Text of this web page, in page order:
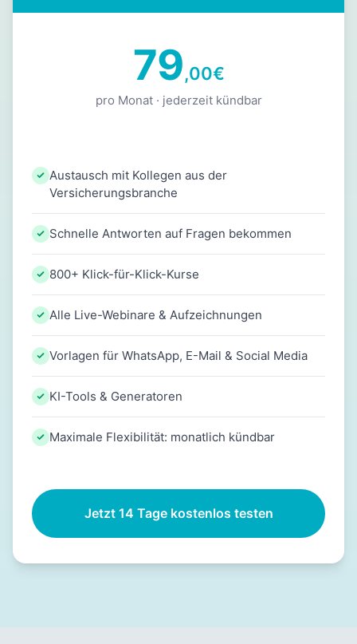
79,00€
pro Monat · jederzeit kündbar
Austausch mit Kollegen aus der
Versicherungsbranche
Schnelle Antworten auf Fragen bekommen
800+ Klick-für-Klick-Kurse
Alle Live-Webinare & Aufzeichnungen
Vorlagen für WhatsApp, E-Mail & Social Media
KI-Tools & Generatoren
Maximale Flexibilität: monatlich kündbar
Jetzt 14 Tage kostenlos testen